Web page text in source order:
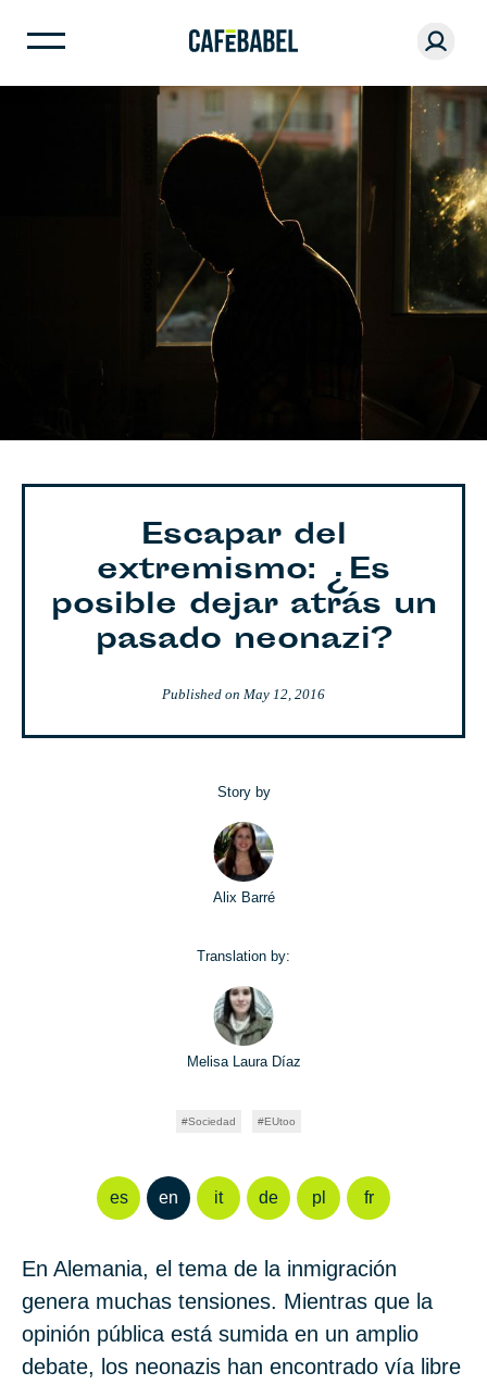
Escapar del
extremismo: ¿Es
posible dejar atrás un
pasado neonazi?
Published on May 12, 2016
Story by
Alix Barré
Translation by:
Melisa Laura Díaz
Sociedad EUtoo
es en it de pl fr
En Alemania, el tema de la inmigración
genera muchas tensiones. Mientras que la
opinión pública está sumida en un amplio
debate, los neonazis han encontrado vía libre